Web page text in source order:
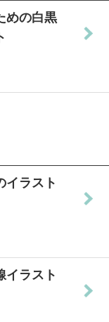
めの白黒
イラスト
イラスト